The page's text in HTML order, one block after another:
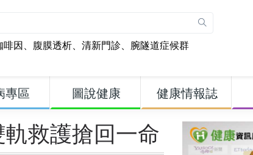
啡因、 腹膜透析、 清新門診、 腕隧道症候群
專區 圖說健康 健康情報誌
救護搶回一命